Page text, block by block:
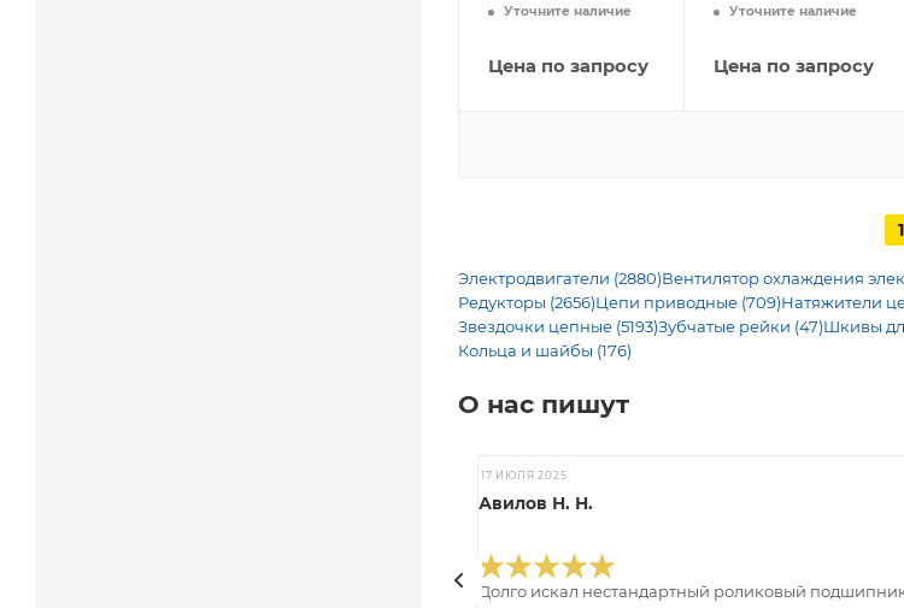
Уточните наличие
Цена по запросу
Уточните наличие
Цена по запросу
1
Электродвигатели (2880)Вентилятор охлаждения
Редукторы (2656)Цепи приводные (709)Натяжители
Звездочки цепные (5193)Зубчатые рейки (47)Шкивы
Кольца и шайбы (176)
О нас пишут
17 ИЮЛЯ 2025
Авилов Н. Н.
Долго искал нестандартный роликовый